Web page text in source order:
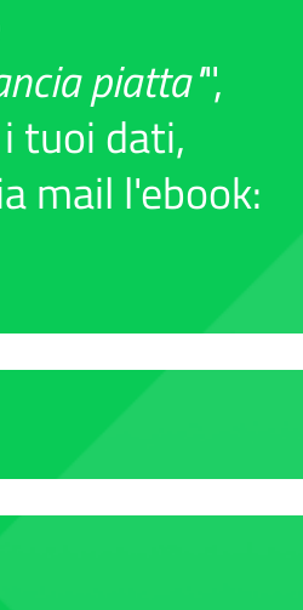
piatta"",
tuoi dati,
mail l'ebook: